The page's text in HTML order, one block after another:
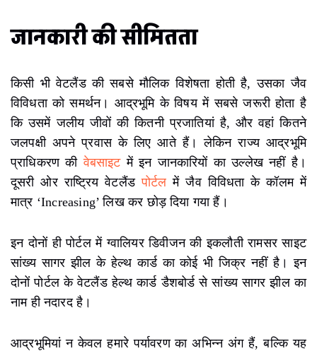
जानकारी की सीमितता
किसी भी वेटलैंड की सबसे मौलिक विशेषता होती है, उसका जैव
विविधता को समर्थन। आद्रभूमि के विषय में सबसे जरूरी होता है
कि उसमें जलीय जीवों की कितनी प्रजातियां है, और वहां कितने
जलपक्षी अपने प्रवास के लिए आते हैं। लेकिन राज्य आद्रभूमि
प्राधिकरण कीवेबसाइटमें इन जानकारियों का उल्लेख नहीं है।
दूसरी ओर राष्ट्रिय वेटलैंडपोर्टल में जैव विविधता के कॉलम में
मात्र ‘Increasing’ लिख कर छोड़ दिया गया हैं।
इन दोनों ही पोर्टल में ग्वालियर डिवीजन की इकलौती रामसर साइट
सांख्य सागर झील के हेल्थ कार्ड का कोई भी जिक्र नहीं है। इन
दोनों पोर्टल के वेटलैंड हेल्थ कार्ड डैशबोर्ड से सांख्य सागर झील का
नाम ही नदारद है।
आद्रभूमियां न केवल हमारे पर्यावरण का अभिन्न अंग हैं, बल्कि यह